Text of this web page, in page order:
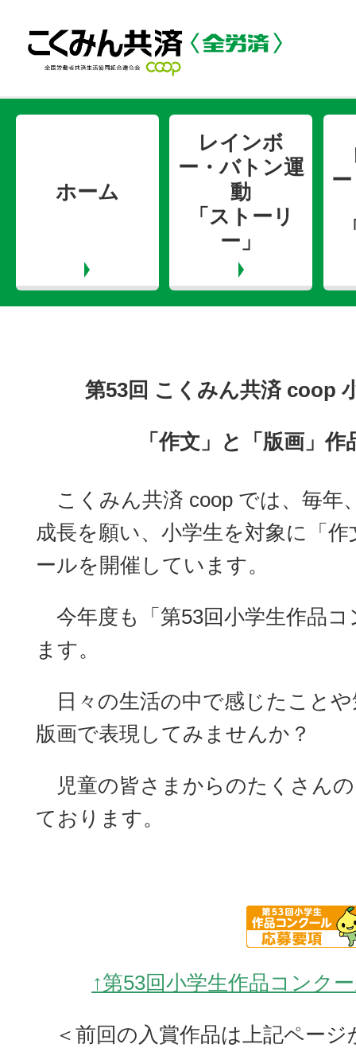
ホーム
レインボ
ー・バトン運
動
「ストーリ
ー」
第53回 こくみん共済 coop
「作文」と「版画」
こくみん共済 coop では、毎年
成長を願い、小学生を対象に「
ールを開催しています。
今年度も「第53回小学生作品
ます。
日々の生活の中で感じたこと
版画で表現してみませんか？
児童の皆さまからのたくさん
ております。
↑第53回小学生作品コンク
＜前回の入賞作品は上記ペー